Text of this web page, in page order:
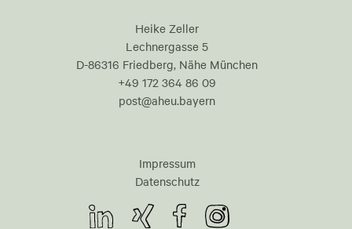
Heike Zeller
Lechnergasse 5
D-86316 Friedberg, Nähe München
+49 172 364 86 09
post@aheu.bayern
Impressum
Datenschutz